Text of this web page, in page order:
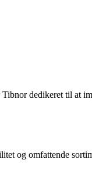
dedikeret til at
og omfattende